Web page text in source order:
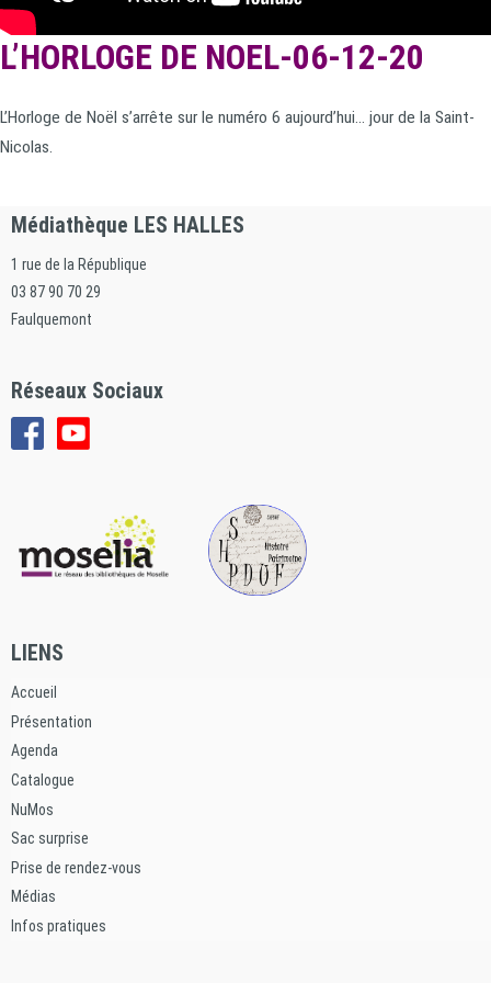
L’HORLOGE DE NOEL-06-12-20
L’Horloge de Noël s’arrête sur le numéro 6 aujourd’hui… jour de la Saint-
Nicolas.
Médiathèque LES HALLES
1 rue de la République
03 87 90 70 29
Faulquemont
Réseaux Sociaux
LIENS
Accueil
Présentation
Agenda
Catalogue
NuMos
Sac surprise
Prise de rendez-vous
Médias
Infos pratiques